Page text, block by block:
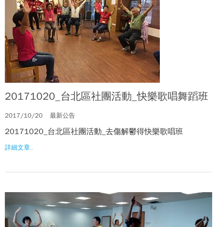
20171020_台北區社團活動_快樂歌唱舞蹈班
2017/10/20 最新公告
20171020_台北區社團活動_去傷解鬱得快樂歌唱班
詳細文章..